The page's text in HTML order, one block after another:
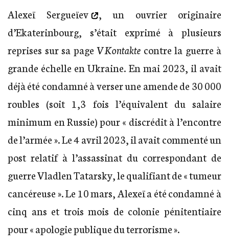
Alexeï Sergueïev
, un ouvrier originaire
d’Ekaterinbourg, s’était exprimé à plusieurs
reprises sur sa pageVKontakte contre la guerre à
grande échelle en Ukraine. En mai 2023, il avait
déjà été condamné à verser une amende de 30 000
roubles (soit 1,3 fois l’équivalent du salaire
minimum en Russie) pour « discrédit à l’encontre
de l’armée ». Le 4 avril 2023, il avait commenté un
post relatif à l’assassinat du correspondant de
guerre Vladlen Tatarsky, le qualifiant de « tumeur
cancéreuse ». Le 10 mars, Alexeï a été condamné à
cinq ans et trois mois de colonie pénitentiaire
pour « apologie publique du terrorisme ».